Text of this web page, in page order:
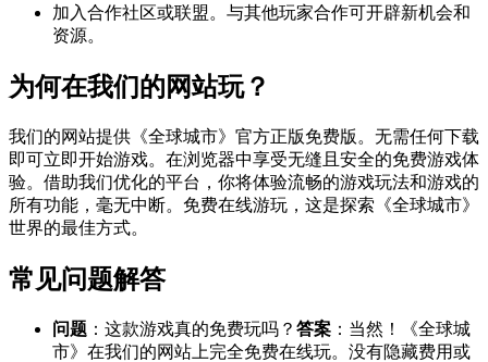
加入合作社区或联盟。与其他玩家合作可开辟新机会和
资源。
为何在我们的网站玩？
我们的网站提供《全球城市》官方正版免费版。无需任何下载
即可立即开始游戏。在浏览器中享受无缝且安全的免费游戏体
验。借助我们优化的平台，你将体验流畅的游戏玩法和游戏的
所有功能，毫无中断。免费在线游玩，这是探索《全球城市》
世界的最佳方式。
常见问题解答
问题 ：这款游戏真的免费玩吗？ 答案 ：当然！《全球城
市》在我们的网站上完全免费在线玩。没有隐藏费用或